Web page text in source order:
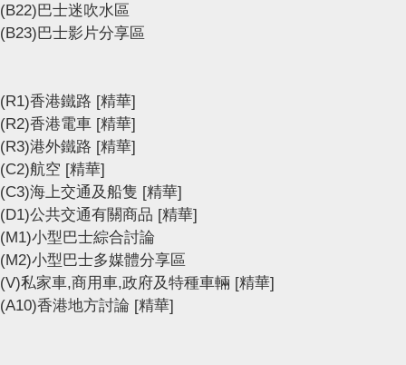
(B22)巴士迷吹水區
(B23)巴士影片分享區
(R1)香港鐵路 [精華]
(R2)香港電車 [精華]
(R3)港外鐵路 [精華]
(C2)航空 [精華]
(C3)海上交通及船隻 [精華]
(D1)公共交通有關商品 [精華]
(M1)小型巴士綜合討論
(M2)小型巴士多媒體分享區
(V)私家車,商用車,政府及特種車輛 [精華]
(A10)香港地方討論 [精華]